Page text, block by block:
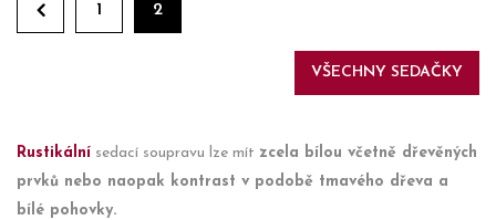
1 2
VŠECHNY SEDAČKY
Rustikální sedací soupravu lze mít zcela bílou včetně dřevěných
prvků nebo naopak kontrast v podobě tmavého dřeva a
bílé pohovky.